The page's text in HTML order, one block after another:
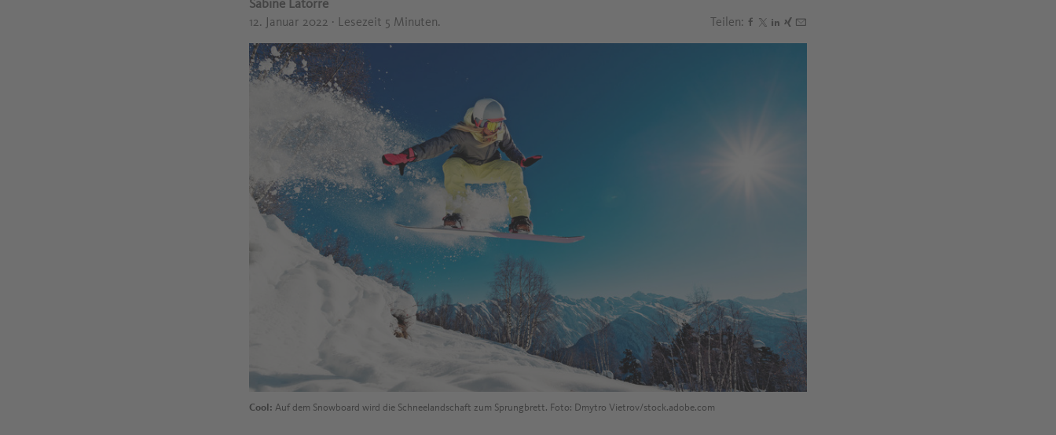
Sabine Latorre
12. Januar 2022 · Lesezeit 5 Minuten. Teilen: Den Beitrag "Die Kunststoff-Revolution: So geht Sport
Den Beitrag "Die Kunststoff-Revolution: So geht
Den Beitrag "Die Kunststoff-Revolution: So geht
Den Beitrag "Die Kunststoff-Revolution: So
Den Beitrag "Die Kunststoff-Revolution: So
Cool: Auf dem Snowboard wird die Schneelandschaft zum Sprungbrett. Foto: Dmytro Vietrov/stock.adobe.com